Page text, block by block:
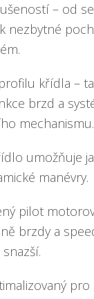
– od
nezbytné
křídla –
brzd a
mechanismu.
umožňuje
manévry.
pilot
brzdy a